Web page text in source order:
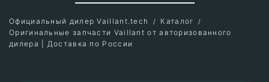
Официальный дилер Vaillant.tech
Каталог
Оригинальные запчасти Vaillant от авторизованного
дилера | Доставка по России